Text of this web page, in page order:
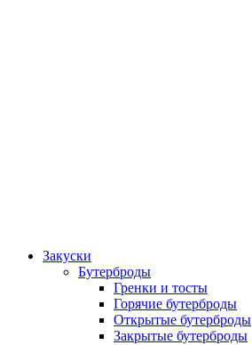
Закуски
Бутерброды
Гренки и тосты
Горячие бутерброды
Открытые бутерброды
Закрытые бутерброды